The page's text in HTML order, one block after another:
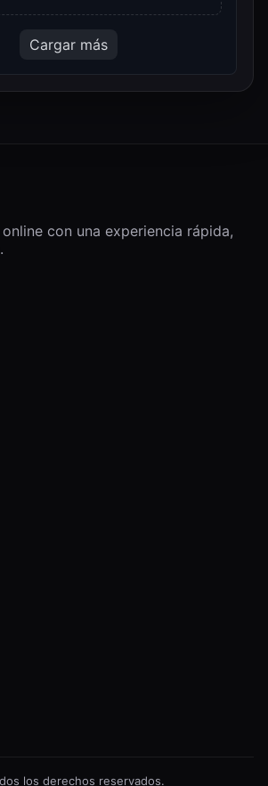
Cargar más
con una experiencia rápida,
los derechos reservados.